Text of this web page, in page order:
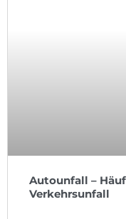
Autounfall –
Verkehrsunfall